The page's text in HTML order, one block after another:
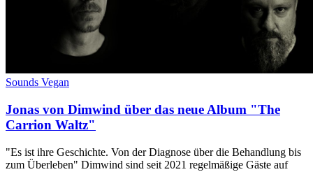
Sounds Vegan
Jonas von Dimwind über das neue Album "The
Carrion Waltz"
"Es ist ihre Geschichte. Von der Diagnose über die Behandlung bis
zum Überleben" Dimwind sind seit 2021 regelmäßige Gäste auf